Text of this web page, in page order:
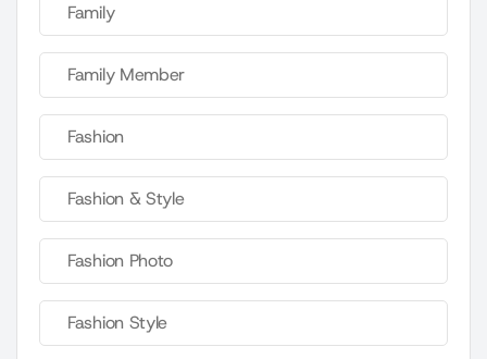
Family
Family Member
Fashion
Fashion & Style
Fashion Photo
Fashion Style